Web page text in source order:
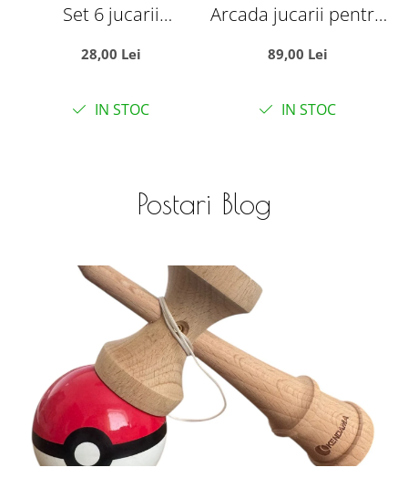
Set 6 jucarii
suprafete moi
dentitia bebelusilor
28,00 Lei
IN STOC
Arcada jucarii pentru
zornaitoare si functii
89,00 Lei
IN STOC
Postari Blog